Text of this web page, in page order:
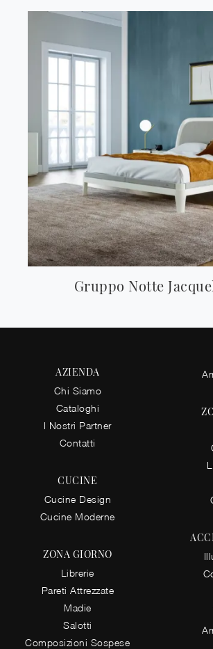
Gruppo Notte
AZIENDA
Chi Siamo
Cataloghi
I Nostri Partner
Contatti
CUCINE
Cucine Design
Cucine Moderne
ZONA GIORNO
Librerie
Pareti Attrezzate
Madie
Salotti
Composizioni Sospese